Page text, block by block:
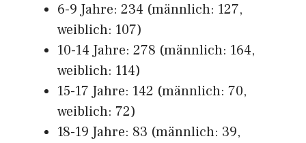
6-9 Jahre: 234 (männlich: 127,
weiblich: 107)
10-14 Jahre: 278 (männlich: 164,
weiblich: 114)
15-17 Jahre: 142 (männlich: 70,
weiblich: 72)
18-19 Jahre: 83 (männlich: 39,